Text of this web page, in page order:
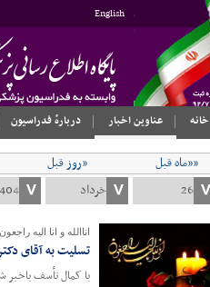
English
خانه
عناوین اخبار دربارهٔ فدراسیون
««ماه قبل «روز قبل
اناالله و انا الیه راجعون
تسلیت به آقای
با کمال تأسف